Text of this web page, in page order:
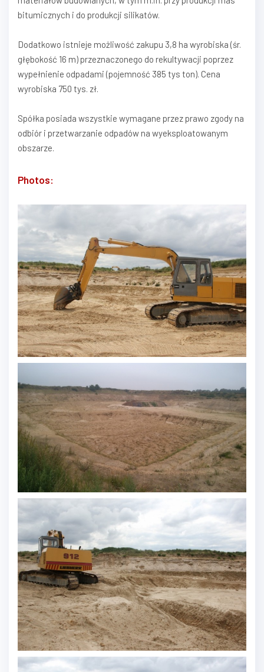
bitumicznych i do produkcji silikatów.
Dodatkowo istnieje możliwość zakupu 3,8 ha wyrobiska (śr.
głębokość 16 m) przeznaczonego do rekultywacji poprzez
wypełnienie odpadami (pojemność 385 tys ton). Cena
wyrobiska 750 tys. zł.
Spółka posiada wszystkie wymagane przez prawo zgody na
odbiór i przetwarzanie odpadów na wyeksploatowanym
obszarze.
Photos: